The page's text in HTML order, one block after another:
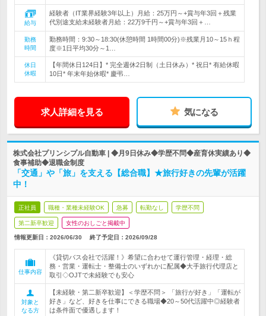
給与
経験者（IT業界経験3年以上）月給：25万円～+賞与年3回＋残業
代別途支給未経験者月給：22万9千円～+賞与年3回＋…
勤務
時間
勤務時間：9:30～18:30(休憩時間 1時間00分)※残業月10～15ｈ程
度※1日平均30分～1…
休日
休暇
【年間休日124日】* 完全週休2日制（土日休み）* 祝日* 有給休暇
10日* 年末年始休暇* 慶弔…
求人詳細を見る 気になる
株式会社プリンシプル自動車 | ◆月9日休み◆学歴不問◆産育休実績あり◆
食事補助◆退職金制度
「交通」や「旅」を支える【総合職】★旅行好きの先輩が活躍
中！
正社員 職種・業種未経験OK 急募 転勤なし 学歴不問
第二新卒歓迎 女性のおしごと掲載中
情報更新日：2026/06/30 終了予定日： 2026/09/28
仕事内容
《貸切バス会社で活躍！》希望に合わせて運行管理・経理・総
務・営業・運転士・整備士のいずれかに配属◆大手旅行代理店と
取引◇OJTで未経験でも安心
対象と
なる方
【未経験・第二新卒歓迎】＜学歴不問＞ 「旅行が好き」「運転が
好き」など、好きを仕事にできる職場◆20～50代活躍中◎経験者
は条件面で優遇します！